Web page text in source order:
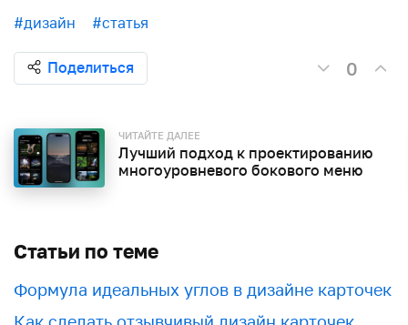
#дизайн #статья
Поделиться 0
ЧИТАЙТЕ ДАЛЕЕ
Лучший подход к проектированию
многоуровневого бокового меню
Статьи по теме
Формула идеальных углов в дизайне карточек